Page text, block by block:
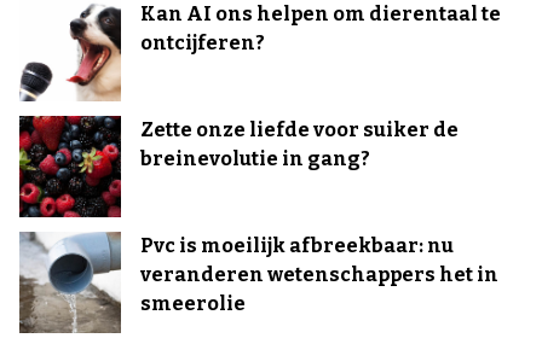
Kan AI ons helpen om dierentaal te
ontcijferen?
Zette onze liefde voor suiker de
breinevolutie in gang?
Pvc is moeilijk afbreekbaar: nu
veranderen wetenschappers het in
smeerolie